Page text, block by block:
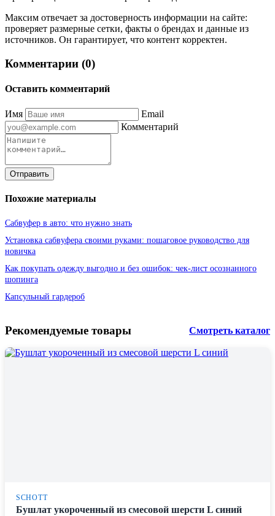
Максим отвечает за достоверность информации на сайте:
проверяет размерные сетки, факты о брендах и данные из
источников. Он гарантирует, что контент корректен.
Комментарии (0)
Оставить комментарий
Имя
Email
Комментарий
Отправить
Похожие материалы
Сабвуфер в авто: что нужно знать
Установка сабвуфера своими руками: пошаговое руководство для
новичка
Как покупать одежду выгодно и без ошибок: чек-лист осознанного
шопинга
Капсульный гардероб
Рекомендуемые товары Смотреть каталог
SCHOTT
Бушлат укороченный из смесовой шерсти L синий